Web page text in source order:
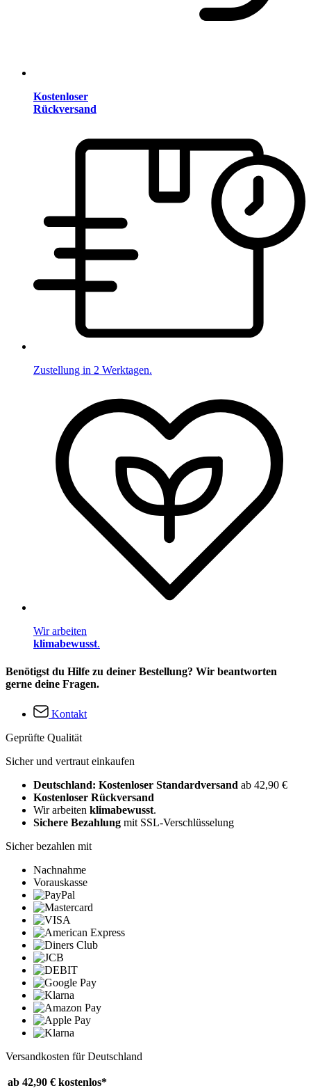
Kostenloser
Rückversand
Zustellung in 2 Werktagen.
Wir arbeiten
klimabewusst.
Benötigst du Hilfe zu deiner Bestellung? Wir beantworten
gerne deine Fragen.
Kontakt
Geprüfte Qualität
Sicher und vertraut einkaufen
Deutschland: Kostenloser Standardversand ab 42,90 €
Kostenloser Rückversand
Wir arbeiten klimabewusst.
Sichere Bezahlung mit SSL-Verschlüsselung
Sicher bezahlen mit
Nachnahme
Vorauskasse
Versandkosten für Deutschland
ab 42,90 € kostenlos*